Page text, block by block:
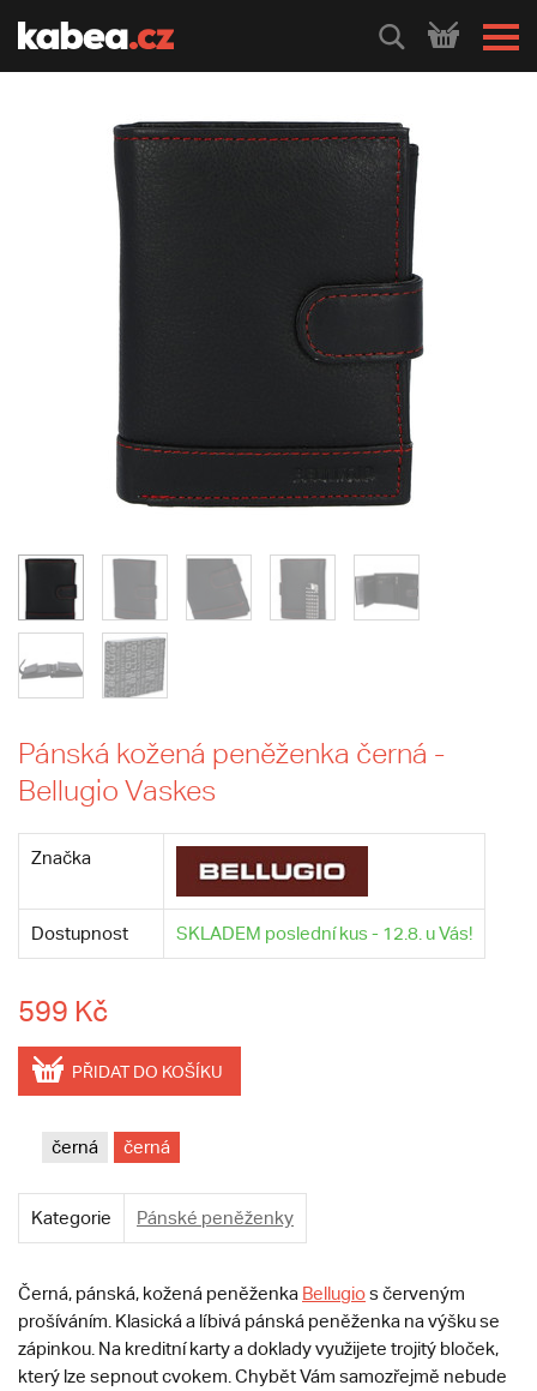
HLEDEJ
Pánská kožená peněženka černá -
Bellugio Vaskes
Značka
Dostupnost SKLADEM poslední kus - 12.8. u Vás!
599 Kč
PŘIDAT DO KOŠÍKU
černá černá
Kategorie Pánské peněženky
Černá, pánská, kožená peněženka Bellugios červeným
prošíváním. Klasická a líbivá pánská peněženka na výšku se
zápinkou. Na kreditní karty a doklady využijete trojitý bloček,
který lze sepnout cvokem. Chybět Vám samozřejmě nebude